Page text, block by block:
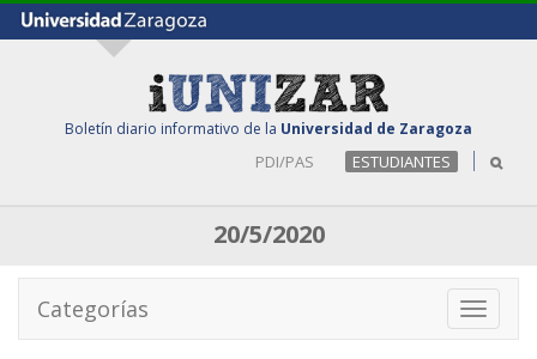
Boletín diario informativo de la Universidad de Zaragoza
PDI/PAS ESTUDIANTES
20/5/2020
Toggle
Categorías